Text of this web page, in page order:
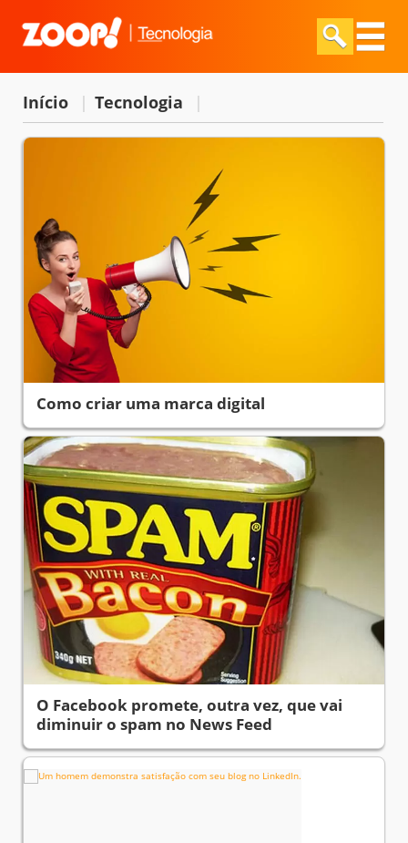
Início | Tecnologia |
Como criar uma marca digital
O Facebook promete, outra vez, que vai
diminuir o spam no News Feed